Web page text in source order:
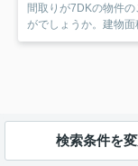
間取りが7DKの物件
がでしょうか。建物
検索条件を